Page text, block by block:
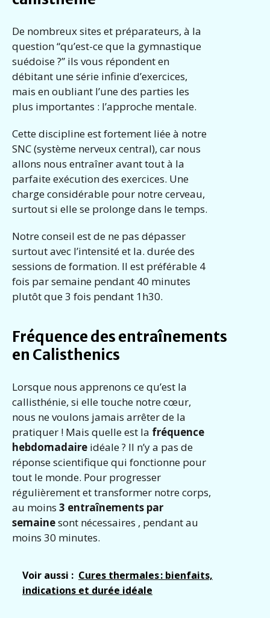
De nombreux sites et préparateurs, à la
question “qu’est-ce que la gymnastique
suédoise ?” ils vous répondent en
débitant une série infinie d’exercices,
mais en oubliant l’une des parties les
plus importantes : l’approche mentale.
Cette discipline est fortement liée à notre
SNC (système nerveux central), car nous
allons nous entraîner avant tout à la
parfaite exécution des exercices. Une
charge considérable pour notre cerveau,
surtout si elle se prolonge dans le temps.
Notre conseil est de ne pas dépasser
surtout avec l’intensité et la. durée des
sessions de formation. Il est préférable 4
fois par semaine pendant 40 minutes
plutôt que 3 fois pendant 1h30.
Fréquence des entraînements
en Calisthenics
Lorsque nous apprenons ce qu’est la
callisthénie, si elle touche notre cœur,
nous ne voulons jamais arrêter de la
pratiquer ! Mais quelle est la fréquence
hebdomadaire idéale ? Il n’y a pas de
réponse scientifique qui fonctionne pour
tout le monde. Pour progresser
régulièrement et transformer notre corps,
au moins 3 entraînements par
semainesont nécessaires , pendant au
moins 30 minutes.
Voir aussi : Cures thermales : bienfaits,
indications et durée idéale